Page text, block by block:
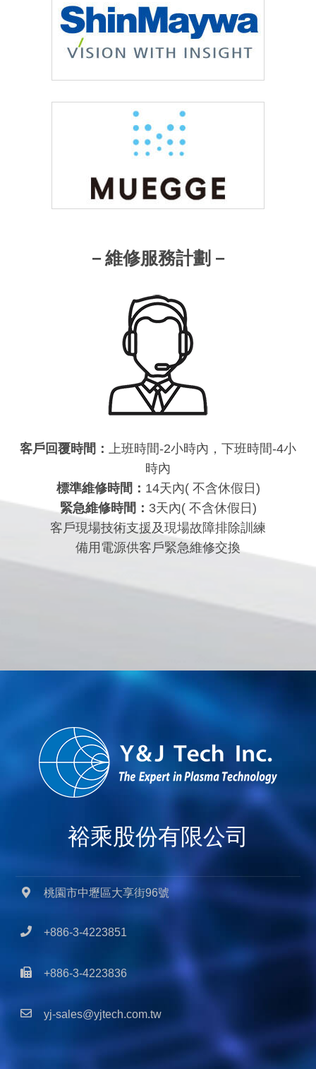
－維修服務計劃－
客戶回覆時間： 上班時間-2小時內，下班時間-4小
時內
標準維修時間： 14天內( 不含休假日)
緊急維修時間： 3天內( 不含休假日)
客戶現場技術支援及現場故障排除訓練
備用電源供客戶緊急維修交換
裕乘股份有限公司
桃園市中壢區大享街96號
+886-3-4223851
+886-3-4223836
yj-sales@yjtech.com.tw